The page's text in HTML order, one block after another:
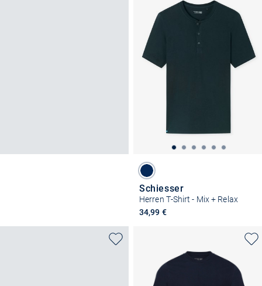
Schiesser
Herren T-Shirt - Mix + Relax
34,99 €